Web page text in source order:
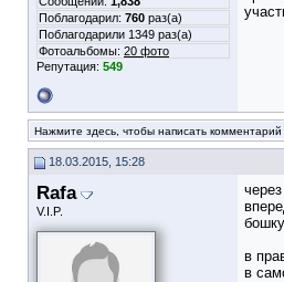
Поблагодарил: 760 раз(а)
Поблагодарили 1349 раз(а)
Фотоальбомы: 20 фото
Репутация: 549
Нажмите здесь, чтобы написать
18.03.2015, 15:28
Rafa
V.I.P.
в
в